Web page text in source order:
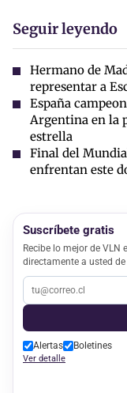
Seguir leyendo
Hermano de
representar a
España
Argentina en la
estrella
Final del
enfrentan este
Suscríbete gratis
Recibe lo mejor de VLN
directamente a usted
Alertas Boletines
Ver detalle